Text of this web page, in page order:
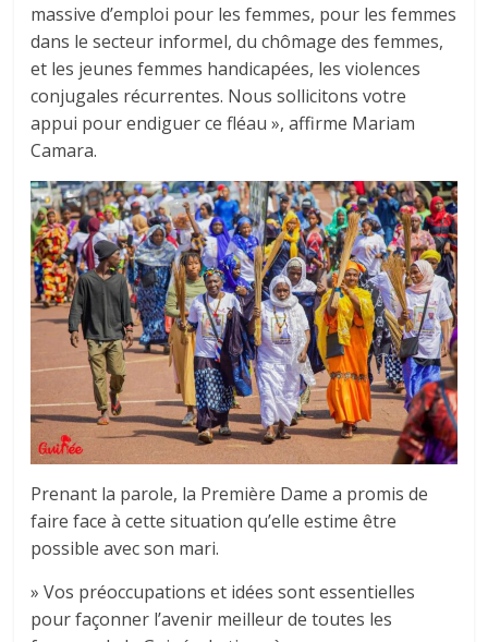
massive d’emploi pour les femmes, pour les femmes
dans le secteur informel, du chômage des femmes,
et les jeunes femmes handicapées, les violences
conjugales récurrentes. Nous sollicitons votre
appui pour endiguer ce fléau », affirme Mariam
Camara.
Prenant la parole, la Première Dame a promis de
faire face à cette situation qu’elle estime être
possible avec son mari.
» Vos préoccupations et idées sont essentielles
pour façonner l’avenir meilleur de toutes les